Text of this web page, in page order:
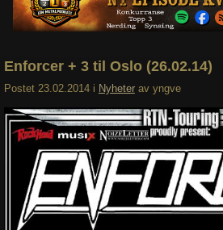
Abonner
Søk
Enforcer + 3 til Oslo (26.02.14)
Postet 23.02.2014 i Nyheter av yngve